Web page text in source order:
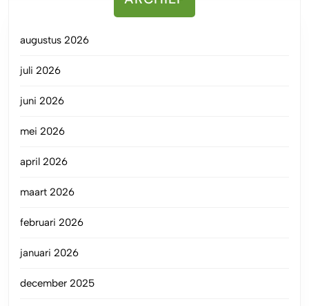
augustus 2026
juli 2026
juni 2026
mei 2026
april 2026
maart 2026
februari 2026
januari 2026
december 2025